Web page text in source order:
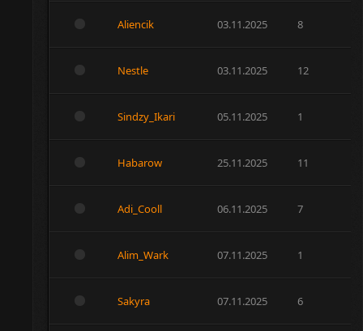
Aliencik 03.11.2025 8
Nestle 03.11.2025 12
Sindzy_Ikari 05.11.2025 1
Habarow 25.11.2025 11
Adi_Cooll 06.11.2025 7
Alim_Wark 07.11.2025 1
Sakyra 07.11.2025 6